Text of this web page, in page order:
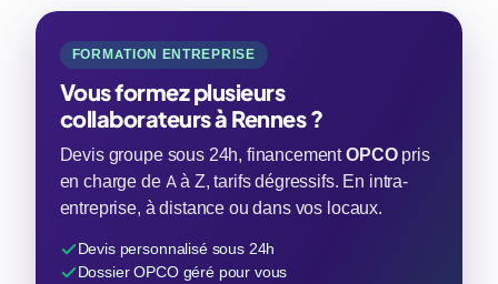
FORMATION ENTREPRISE
Vous formez plusieurs
collaborateurs à Rennes ?
Devis groupe sous 24h, financementOPCOpris
en charge de A à Z, tarifs dégressifs. En intra-
entreprise, à distance ou dans vos locaux.
Devis personnalisé sous 24h
Dossier OPCO géré pour vous